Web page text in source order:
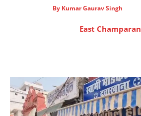
By Kumar Gaurav Singh
East Champaran